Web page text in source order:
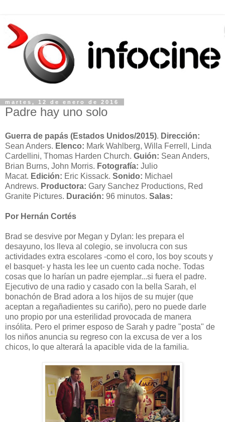
martes, 12 de enero de 2016
Padre hay uno solo
Guerra de papás (Estados Unidos/2015). Dirección:
Sean Anders. Elenco: Mark Wahlberg, Willa Ferrell, Linda
Cardellini, Thomas Harden Church. Guión: Sean Anders,
Brian Burns, John Morris. Fotografía: Julio
Macat. Edición: Eric Kissack. Sonido: Michael
Andrews. Productora: Gary Sanchez Productions, Red
Granite Pictures. Duración: 96 minutos. Salas:
Por Hernán Cortés
Brad se desvive por Megan y Dylan: les prepara el
desayuno, los lleva al colegio, se involucra con sus
actividades extra escolares -como el coro, los boy scouts y
el basquet- y hasta les lee un cuento cada noche. Todas
cosas que lo harían un padre ejemplar...si fuera el padre.
Ejecutivo de una radio y casado con la bella Sarah, el
bonachón de Brad adora a los hijos de su mujer (que
aceptan a regañadientes su cariño), pero no puede darle
uno propio por una esterilidad provocada de manera
insólita. Pero el primer esposo de Sarah y padre "posta" de
los niños anuncia su regreso con la excusa de ver a los
chicos, lo que alterará la apacible vida de la familia.